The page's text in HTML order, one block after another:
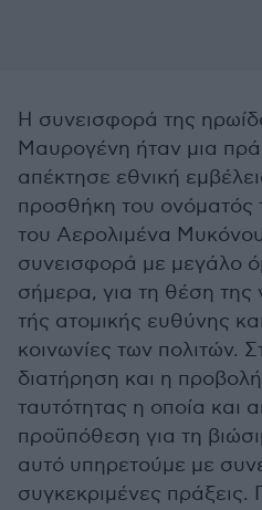
Η συνεισφορά της
Μαυρογένη ήταν μια
απέκτησε εθνική
προσθήκη του ονόματός
του Αερολιμένα Μυκόνου
συνεισφορά με μεγάλο
σήμερα, για τη θέση της
τής ατομικής ευθύνης
κοινωνίες των πολιτών.
διατήρηση και η προβολή
ταυτότητας η οποία και
προϋπόθεση για τη
αυτό υπηρετούμε με
συγκεκριμένες πράξεις.